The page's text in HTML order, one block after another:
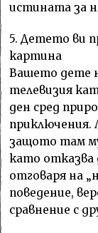
истината за
5. Детето ви
картина
Вашето дете
телевизия
ден сред
приключения.
защото там
като отказва
отговаря на
поведение,
сравнение с